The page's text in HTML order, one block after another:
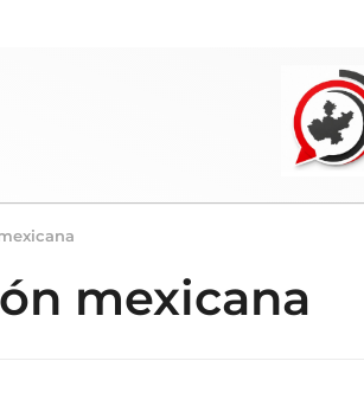
mexicana